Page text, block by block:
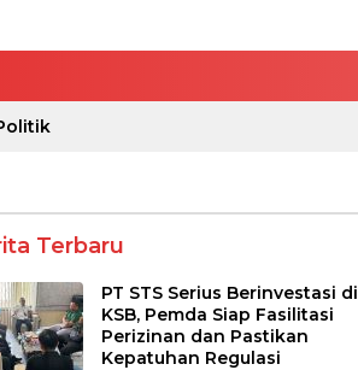
Terbaru
PT STS Serius Berinvestasi di
KSB, Pemda Siap Fasilitasi
Perizinan dan Pastikan
Kepatuhan Regulasi